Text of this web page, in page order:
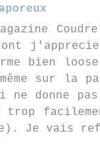
bien
sur la
ne donne
trop
Je vais